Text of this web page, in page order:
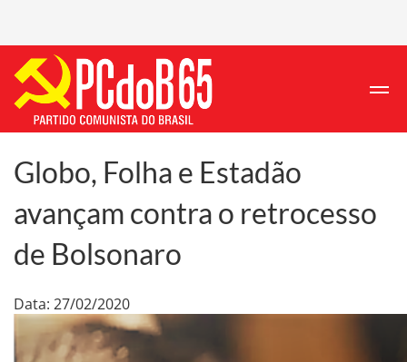
Globo, Folha e Estadão
avançam contra o retrocesso
de Bolsonaro
Data: 27/02/2020